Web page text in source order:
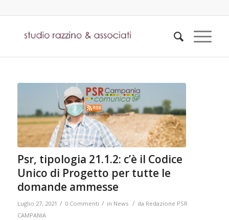
Psr, tipologia 21.1.2: c’è il Codice
Unico di Progetto per tutte le
domande ammesse
Luglio 27, 2021 / 0 Commenti / in News / da Redazione PSR
CAMPANIA